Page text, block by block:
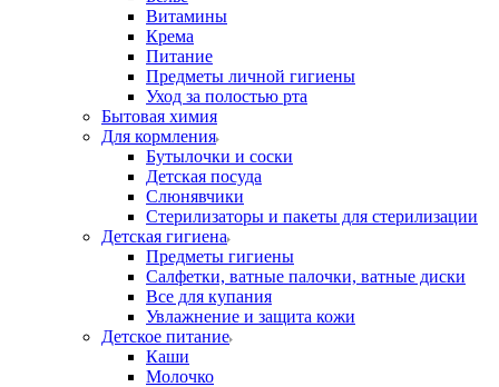
Витамины
Крема
Питание
Предметы личной гигиены
Уход за полостью рта
Бытовая химия
Для кормления
Бутылочки и соски
Детская посуда
Слюнявчики
Стерилизаторы и пакеты для стерилизации
Детская гигиена
Предметы гигиены
Салфетки, ватные палочки, ватные диски
Все для купания
Увлажнение и защита кожи
Детское питание
Каши
Молочко